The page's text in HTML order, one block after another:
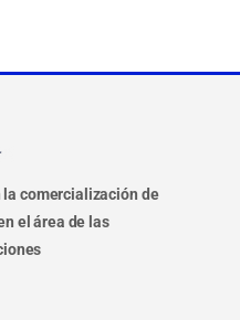
comercialización de
el área de las